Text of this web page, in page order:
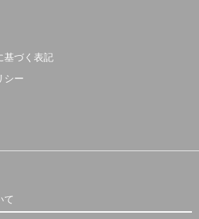
基づく表記
シー
て